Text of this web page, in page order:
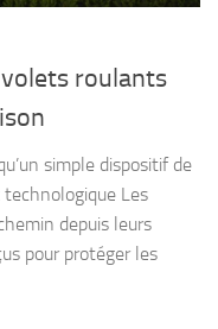
roulants
simple dispositif de
Les
depuis leurs
pour protéger les